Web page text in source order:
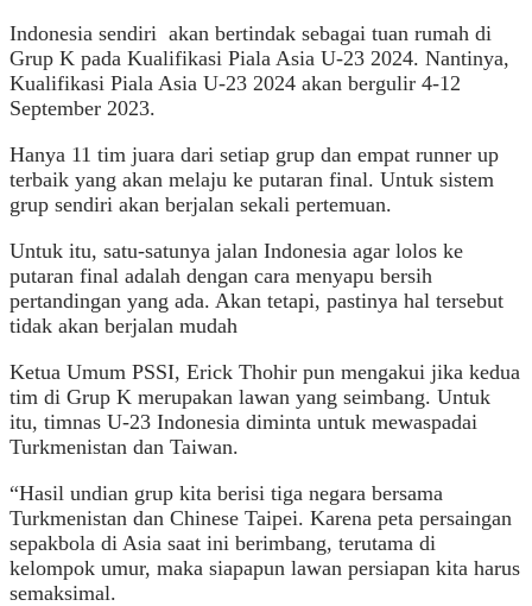
Indonesia sendiri akan bertindak sebagai tuan rumah di
Grup K pada Kualifikasi Piala Asia U-23 2024. Nantinya,
Kualifikasi Piala Asia U-23 2024 akan bergulir 4-12
September 2023.
Hanya 11 tim juara dari setiap grup dan empat runner up
terbaik yang akan melaju ke putaran final. Untuk sistem
grup sendiri akan berjalan sekali pertemuan.
Untuk itu, satu-satunya jalan Indonesia agar lolos ke
putaran final adalah dengan cara menyapu bersih
pertandingan yang ada. Akan tetapi, pastinya hal tersebut
tidak akan berjalan mudah
Ketua Umum PSSI, Erick Thohir pun mengakui jika kedua
tim di Grup K merupakan lawan yang seimbang. Untuk
itu, timnas U-23 Indonesia diminta untuk mewaspadai
Turkmenistan dan Taiwan.
“Hasil undian grup kita berisi tiga negara bersama
Turkmenistan dan Chinese Taipei. Karena peta persaingan
sepakbola di Asia saat ini berimbang, terutama di
kelompok umur, maka siapapun lawan persiapan kita harus
semaksimal.